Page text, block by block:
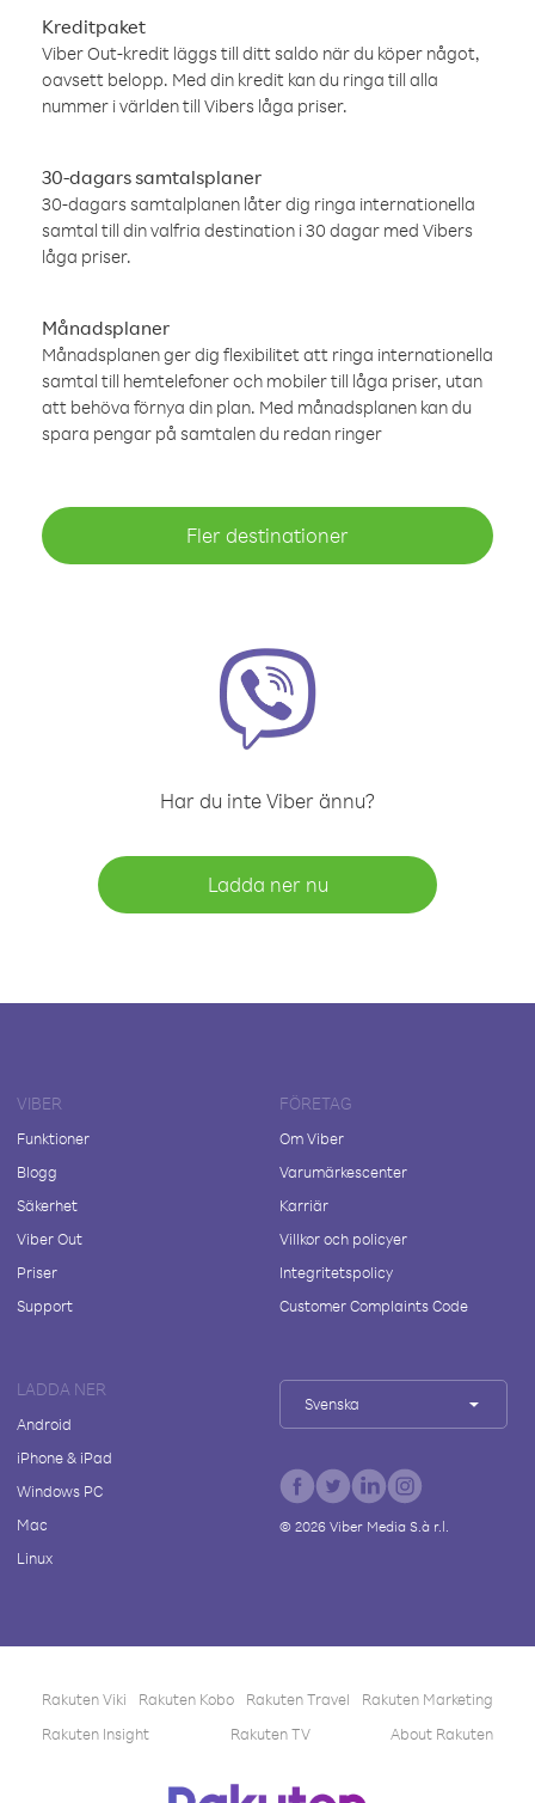
Kreditpaket
Viber Out-kredit läggs till ditt saldo när du köper något,
oavsett belopp. Med din kredit kan du ringa till alla
nummer i världen till Vibers låga priser.
30-dagars samtalsplaner
30-dagars samtalplanen låter dig ringa internationella
samtal till din valfria destination i 30 dagar med Vibers
låga priser.
Månadsplaner
Månadsplanen ger dig flexibilitet att ringa internationella
samtal till hemtelefoner och mobiler till låga priser, utan
att behöva förnya din plan. Med månadsplanen kan du
spara pengar på samtalen du redan ringer
Fler destinationer
Har du inte Viber ännu?
Ladda ner nu
VIBER
Funktioner
Blogg
Säkerhet
Viber Out
Priser
Support
FÖRETAG
Om Viber
Varumärkescenter
Karriär
Villkor och policyer
Integritetspolicy
Customer Complaints Code
LADDA NER
Android
iPhone & iPad
Windows PC
Mac
Linux
Svenska
© 2026Viber Media S.à r.l.
Rakuten Viki Rakuten Kobo Rakuten Travel
Rakuten Marketing
Rakuten Insight
Rakuten TV About Rakuten